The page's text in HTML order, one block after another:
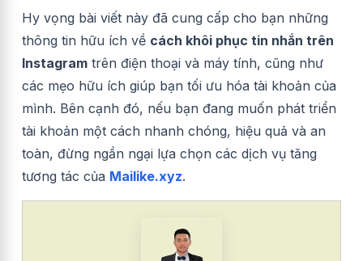
Hy vọng bài viết này đã cung cấp cho bạn những
thông tin hữu ích về cách khôi phục tin nhắn trên
Instagram trên điện thoại và máy tính, cũng như
các mẹo hữu ích giúp bạn tối ưu hóa tài khoản của
mình. Bên cạnh đó, nếu bạn đang muốn phát triển
tài khoản một cách nhanh chóng, hiệu quả và an
toàn, đừng ngần ngại lựa chọn các dịch vụ tăng
tương tác của Mailike.xyz.